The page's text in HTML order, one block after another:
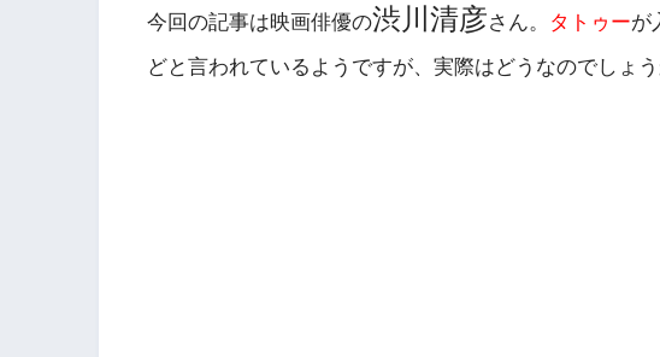
今回の記事は映画俳優の渋川清彦さん。 タトゥーが
どと言われているようですが、実際はどうなのでしょう